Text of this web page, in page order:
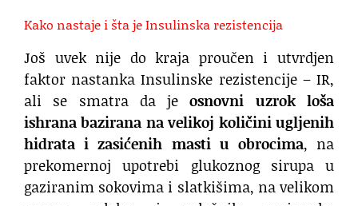
Kako nastaje i šta je Insulinska rezistencija
Još uvek nije do kraja proučen i utvrdjen
faktor nastanka Insulinske rezistencije – IR,
ali se smatra da jeosnovni uzrok loša
ishrana bazirana na velikoj količini ugljenih
hidrata i zasićenih masti u obrocima, na
prekomernoj upotrebi glukoznog sirupa u
gaziranim sokovima i slatkišima, na velikom